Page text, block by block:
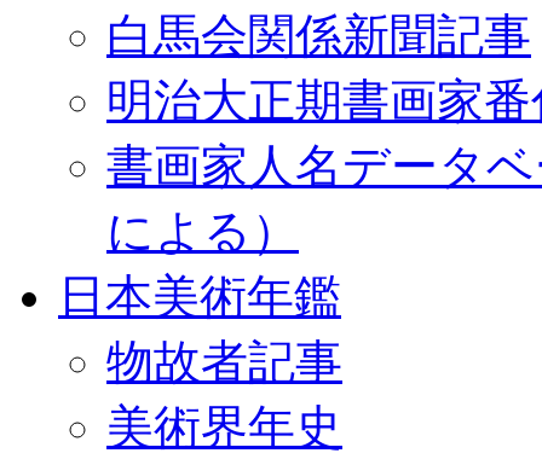
白馬会関係新聞記事
明治大正期書画家
書画家人名データ
による）
日本美術年鑑
物故者記事
美術界年史